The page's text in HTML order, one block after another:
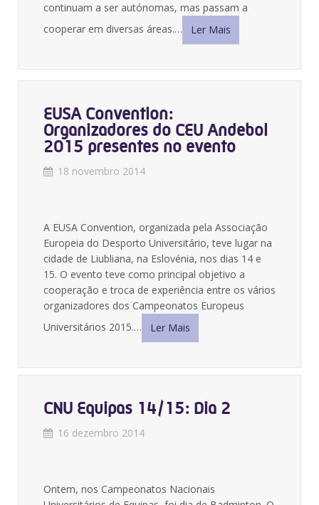
continuam a ser autónomas, mas passam a
cooperar em diversas áreas.…
Ler Mais
EUSA Convention:
Organizadores do CEU Andebol
2015 presentes no evento
18 novembro 2014
A EUSA Convention, organizada pela Associação
Europeia do Desporto Universitário, teve lugar na
cidade de Liubliana, na Eslovénia, nos dias 14 e
15. O evento teve como principal objetivo a
cooperação e troca de experiência entre os vários
organizadores dos Campeonatos Europeus
Universitários 2015.…
Ler Mais
CNU Equipas 14/15: Dia 2
16 dezembro 2014
Ontem, nos Campeonatos Nacionais